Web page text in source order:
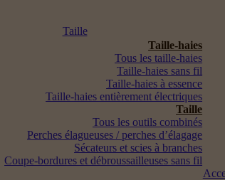
Taille
Taille-haies
Tous les taille-haies
Taille-haies sans fil
Taille-haies à essence
Taille-haies entièrement électriques
Taille
Tous les outils combinés
Perches élagueuses / perches d’élagage
Sécateurs et scies à branches
Coupe-bordures et débroussailleuses sans fil